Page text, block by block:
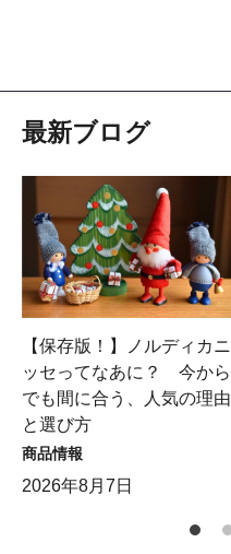
最新ブログ
【保存版！】ノルディカニ
ッセってなあに？ 今から
でも間に合う、人気の理由
と選び方
商品情報
2026年8月7日